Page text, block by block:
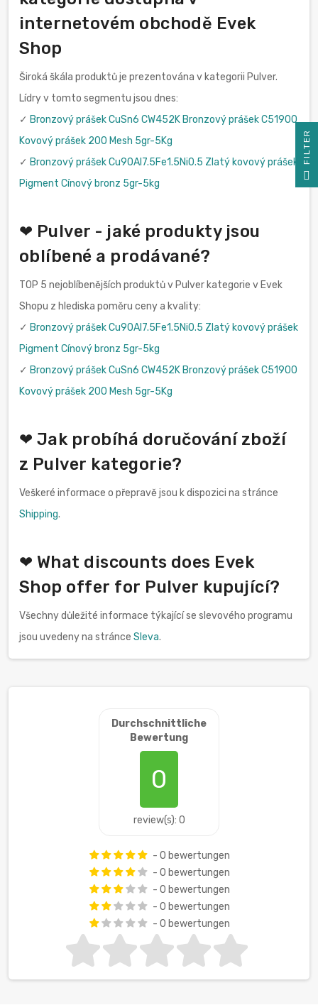
internetovém obchodě Evek
Shop
Široká škála produktů je prezentována v kategorii Pulver.
Lídry v tomto segmentu jsou dnes:
✓ Bronzový prášek CuSn6 CW452K Bronzový prášek C51900
Kovový prášek 200 Mesh 5gr-5Kg
✓ Bronzový prášek Cu90Al7.5Fe1.5Ni0.5 Zlatý kovový prášek
Pigment Cínový bronz 5gr-5kg
❤ Pulver - jaké produkty jsou
oblíbené a prodávané?
TOP 5 nejoblíbenějších produktů v Pulver kategorie v Evek
Shopu z hlediska poměru ceny a kvality:
✓ Bronzový prášek Cu90Al7.5Fe1.5Ni0.5 Zlatý kovový prášek
Pigment Cínový bronz 5gr-5kg
✓ Bronzový prášek CuSn6 CW452K Bronzový prášek C51900
Kovový prášek 200 Mesh 5gr-5Kg
❤ Jak probíhá doručování zboží
z Pulver kategorie?
Veškeré informace o přepravě jsou k dispozici na stránce
Shipping.
❤ What discounts does Evek
Shop offer for Pulver kupující?
Všechny důležité informace týkající se slevového programu
jsou uvedeny na stránce Sleva.
Durchschnittliche
Bewertung
0
review(s): 0
- 0 bewertungen
- 0 bewertungen
- 0 bewertungen
- 0 bewertungen
- 0 bewertungen
R